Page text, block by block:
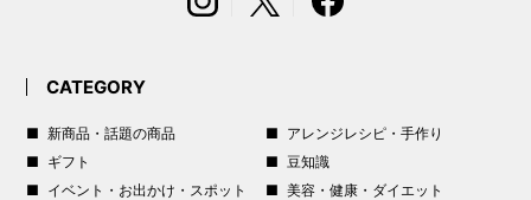
CATEGORY
新商品・話題の商品
アレンジレシピ・手作り
ギフト
豆知識
イベント・お出かけ・スポット
美容・健康・ダイエット